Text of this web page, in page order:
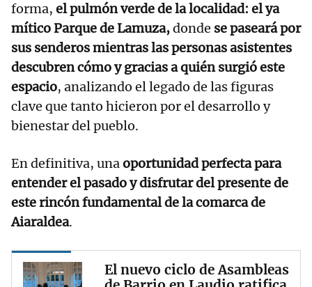
forma, el pulmón verde de la localidad: el ya
mítico Parque de Lamuza,donde se paseará por
sus senderosmientras las personas asistentes
descubren cómo y gracias a quién surgió este
espacio, analizando el legado de las figuras
clave que tanto hicieron por el desarrollo y
bienestar del pueblo.
En definitiva, unaoportunidad perfecta para
entender el pasado y disfrutar del presente de
este rincón fundamental de la comarca de
Aiaraldea.
El nuevo ciclo de Asambleas